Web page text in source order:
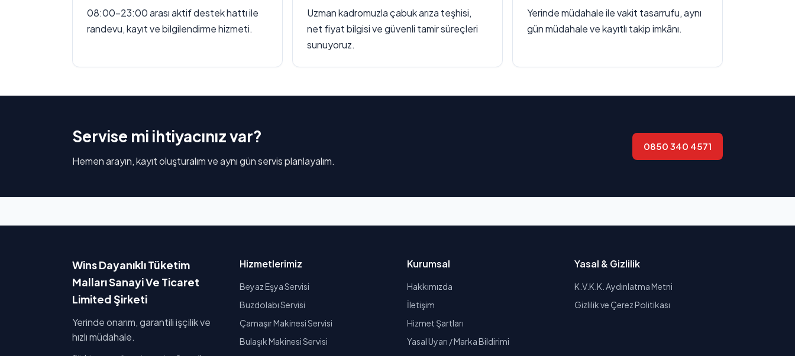
08:00–23:00 arası aktif destek hattı ile
randevu, kayıt ve bilgilendirme hizmeti.
Uzman kadromuzla çabuk arıza teşhisi,
net fiyat bilgisi ve güvenli tamir süreçleri
sunuyoruz.
Yerinde müdahale ile vakit tasarrufu, aynı
gün müdahale ve kayıtlı takip imkânı.
Servise mi ihtiyacınız var?
Hemen arayın, kayıt oluşturalım ve aynı gün servis planlayalım.
0850 340 4571
Wins Dayanıklı Tüketim
Malları Sanayi Ve Ticaret
Limited Şirketi
Yerinde onarım, garantili işçilik ve
hızlı müdahale.
Hizmetlerimiz
Beyaz Eşya Servisi
Buzdolabı Servisi
Çamaşır Makinesi Servisi
Bulaşık Makinesi Servisi
Kurumsal
Hakkımızda
İletişim
Hizmet Şartları
Yasal Uyarı / Marka Bildirimi
Yasal & Gizlilik
K.V.K.K. Aydınlatma Metni
Gizlilik ve Çerez Politikası